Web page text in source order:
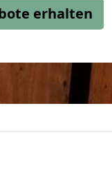
erhalten